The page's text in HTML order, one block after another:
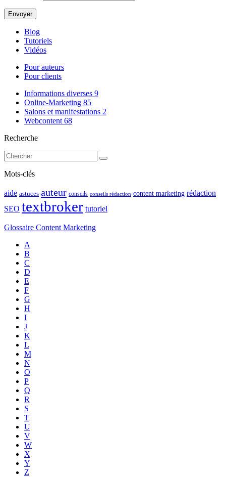
Blog
Tutoriels
Vidéos
Pour auteurs
Pour clients
Informations diverses 9
Online-Marketing 85
Salons et manifestations 2
Webcontent 68
Recherche
Mots-clés
aide astuces auteur conseils conseils rédaction content marketing rédaction
SEO textbroker tutoriel
Glossaire Content Marketing
A
B
C
D
E
F
G
H
I
J
K
L
M
N
O
P
Q
R
S
T
U
V
W
X
Y
Z